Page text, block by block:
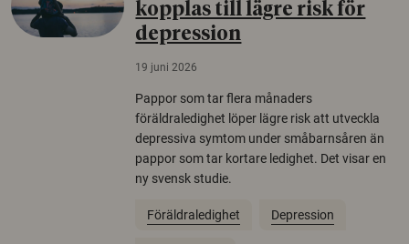
kopplas till lägre risk för
depression
19 juni 2026
Pappor som tar flera månaders
föräldraledighet löper lägre risk att utveckla
depressiva symtom under småbarnsåren än
pappor som tar kortare ledighet. Det visar en
ny svensk studie.
Föräldraledighet Depression